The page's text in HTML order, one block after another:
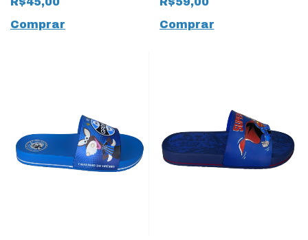
Gremio
Comprar
Internacional
Comprar